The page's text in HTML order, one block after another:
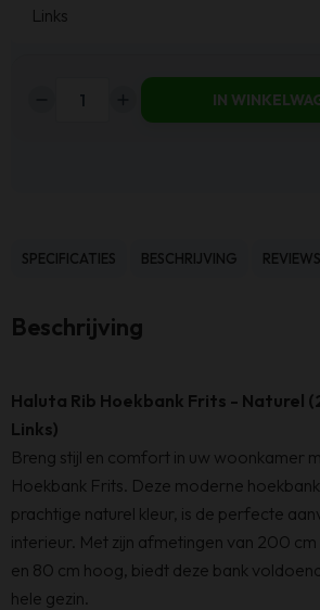
–
135
80
cm
–
Naturel
–
Links
aantal
IN
SPECIFICATIES BESCHRIJVING REVIEWS
Beschrijving
Haluta Rib Hoekbank Frits - Naturel
Links)
Breng stijl en comfort in uw woonkamer
Hoekbank Frits. Deze moderne
prachtige naturel kleur, is de perfecte
interieur. Met zijn afmetingen van 200 cm
en 80 cm hoog, biedt deze bank
hele gezin.